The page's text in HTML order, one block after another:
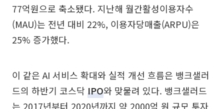
77억원으로 축소됐다. 지난해 월간활성이용자수
(MAU)는 전년 대비 22%, 이용자당매출(ARPU)은
25% 증가했다.
이 같은 AI 서비스 확대와 실적 개선 흐름은 뱅크샐러
드의 하반기 코스닥 IPO와 맞물려 있다. 뱅크샐러드
는 2017년부터 2020년까지 약 2000억 원 규모 투자